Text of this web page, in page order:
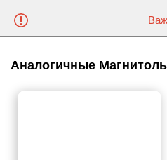
Аналогичные